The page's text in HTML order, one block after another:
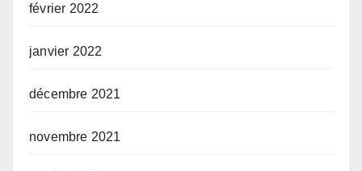
février 2022
janvier 2022
décembre 2021
novembre 2021